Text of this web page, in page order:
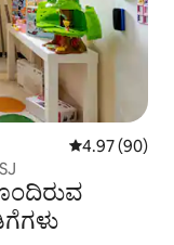
5 ರಲ್ಲಿ 4.97
4.97 (90)